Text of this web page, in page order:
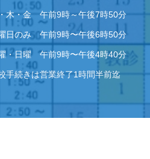
木・金 午前9時～午後7時50分
日のみ 午前9時〜午後6時50分
・日曜 午前9時〜午後4時40分
手続きは営業終了1時間半前迄